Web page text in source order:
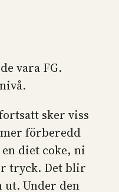
vara FG.
sker viss
förberedd
diet coke, ni
tryck. Det blir
ut. Under den